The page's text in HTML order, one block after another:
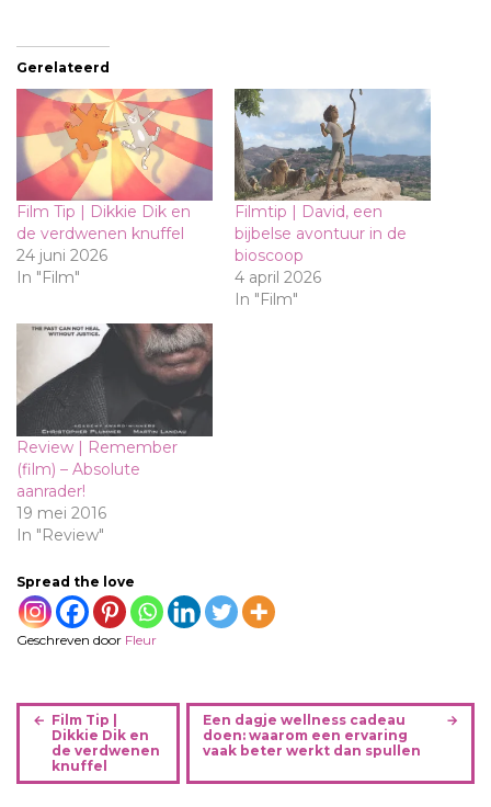
Gerelateerd
Film Tip | Dikkie Dik en
de verdwenen knuffel
24 juni 2026
In "Film"
Filmtip | David, een
bijbelse avontuur in de
bioscoop
4 april 2026
In "Film"
Review | Remember
(film) – Absolute
aanrader!
19 mei 2016
In "Review"
Spread the love
Geschreven door Fleur
B
i
Film Tip |
Dikkie Dik en
de verdwenen
knuffel
Een dagje wellness cadeau
doen: waarom een ervaring
vaak beter werkt dan spullen